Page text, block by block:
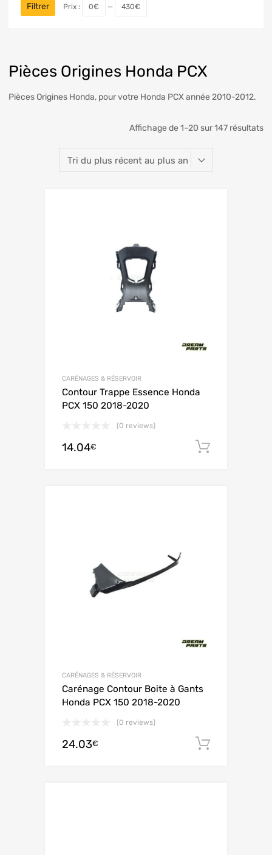
Pièces Origines Honda PCX
Pièces Origines Honda, pour votre Honda PCX année 2010-2012.
Affichage de 1–20 sur 147 résultats
CARÉNAGES & RÉSERVOIR
Contour Trappe Essence Honda
PCX 150 2018-2020
(0 reviews)
14.04€
CARÉNAGES & RÉSERVOIR
Carénage Contour Boite à Gants
Honda PCX 150 2018-2020
(0 reviews)
24.03€
Filtrer Prix : 0€ — 430€